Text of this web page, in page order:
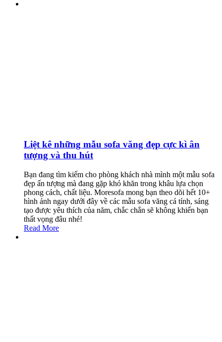
Liệt kê những mẫu sofa văng đẹp cực kì ân
tượng và thu hút
Bạn đang tìm kiếm cho phòng khách nhà mình một mẫu sofa
đẹp ấn tượng mà đang gặp khó khăn trong khâu lựa chọn
phong cách, chất liệu. Moresofa mong bạn theo dõi hết 10+
hình ảnh ngay dưới đây về các mẫu sofa văng cá tính, sáng
tạo được yêu thích của năm, chắc chắn sẽ không khiến bạn
thất vọng đâu nhé!
Read More